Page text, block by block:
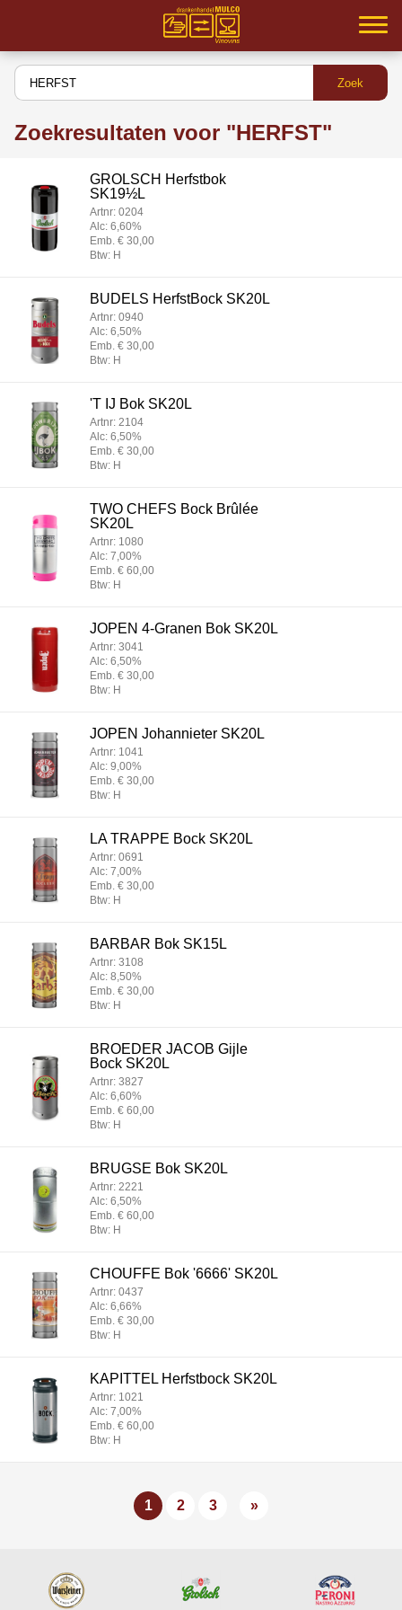
Home
Inloggen
Assortiment
MVO
Contact
Zoekresultaten voor "HERFST"
GROLSCH Herfstbok
SK19½L
Artnr: 0204
Alc: 6,60%
Emb. € 30,00
Btw: H
BUDELS HerfstBock SK20L
Artnr: 0940
Alc: 6,50%
Emb. € 30,00
Btw: H
'T IJ Bok SK20L
Artnr: 2104
Alc: 6,50%
Emb. € 30,00
Btw: H
TWO CHEFS Bock Brûlée
SK20L
Artnr: 1080
Alc: 7,00%
Emb. € 60,00
Btw: H
JOPEN 4-Granen Bok SK20L
Artnr: 3041
Alc: 6,50%
Emb. € 30,00
Btw: H
JOPEN Johannieter SK20L
Artnr: 1041
Alc: 9,00%
Emb. € 30,00
Btw: H
LA TRAPPE Bock SK20L
Artnr: 0691
Alc: 7,00%
Emb. € 30,00
Btw: H
BARBAR Bok SK15L
Artnr: 3108
Alc: 8,50%
Emb. € 30,00
Btw: H
BROEDER JACOB Gijle
Bock SK20L
Artnr: 3827
Alc: 6,60%
Emb. € 60,00
Btw: H
BRUGSE Bok SK20L
Artnr: 2221
Alc: 6,50%
Emb. € 60,00
Btw: H
CHOUFFE Bok '6666' SK20L
Artnr: 0437
Alc: 6,66%
Emb. € 30,00
Btw: H
KAPITTEL Herfstbock SK20L
Artnr: 1021
Alc: 7,00%
Emb. € 60,00
Btw: H
1 2 3 »